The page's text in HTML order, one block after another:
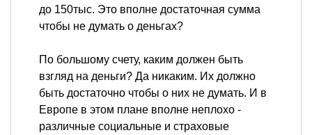
до 150тыс. Это вполне достаточная сумма
чтобы не думать о деньгах?
По большому счету, каким должен быть
взгляд на деньги? Да никаким. Их должно
быть достаточно чтобы о них не думать. И в
Европе в этом плане вполне неплохо -
различные социальные и страховые